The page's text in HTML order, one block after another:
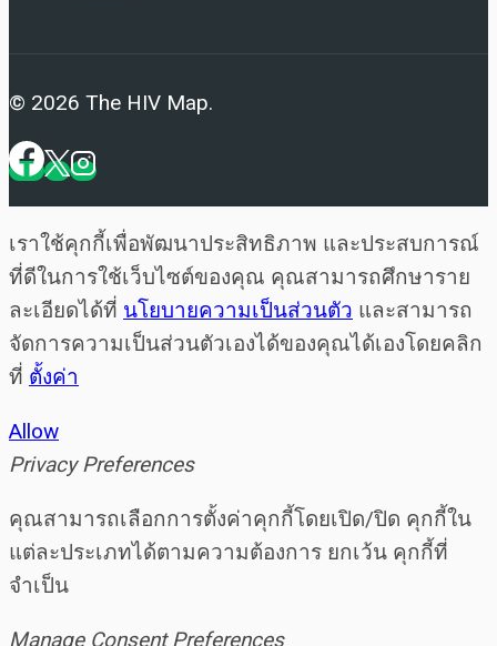
© 2026 The HIV Map.
เราใช้คุกกี้เพื่อพัฒนาประสิทธิภาพ และประสบการณ์
ที่ดีในการใช้เว็บไซต์ของคุณ คุณสามารถศึกษาราย
ละเอียดได้ที่ นโยบายความเป็นส่วนตัว และสามารถ
จัดการความเป็นส่วนตัวเองได้ของคุณได้เองโดยคลิก
ที่ ตั้งค่า
Allow
Privacy Preferences
คุณสามารถเลือกการตั้งค่าคุกกี้โดยเปิด/ปิด คุกกี้ใน
แต่ละประเภทได้ตามความต้องการ ยกเว้น คุกกี้ที่
จำเป็น
Manage Consent Preferences